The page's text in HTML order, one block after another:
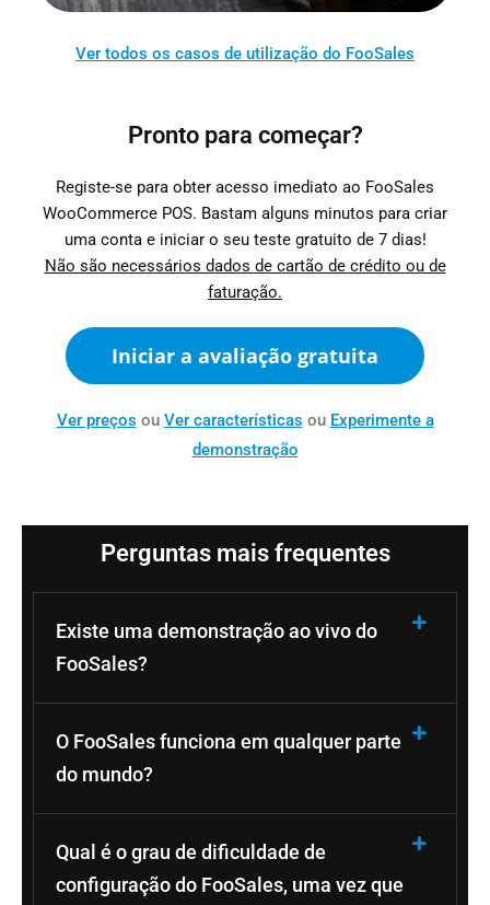
Ver todos os casos de utilização do FooSales
Pronto para começar?
Registe-se para obter acesso imediato ao FooSales
WooCommerce POS. Bastam alguns minutos para criar
uma conta e iniciar o seu teste gratuito de 7 dias!
Não são necessários dados de cartão de crédito ou de
faturação.
Iniciar a avaliação gratuita
Ver preços ou Ver características ou Experimente a
demonstração
Perguntas mais frequentes
Existe uma demonstração ao vivo do
FooSales?
O FooSales funciona em qualquer parte
do mundo?
Qual é o grau de dificuldade de
configuração do FooSales, uma vez que